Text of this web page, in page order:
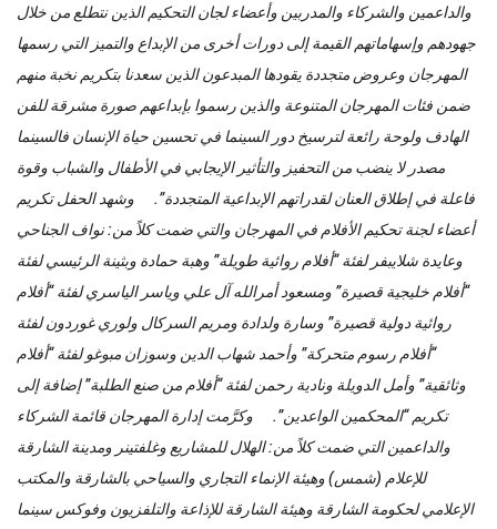
والداعمين والشركاء والمدربين وأعضاء لجان التحكيم الذين نتطلع من خلال
جهودهم وإسهاماتهم القيمة إلى دورات أخرى من الإبداع والتميز التي رسمها
المهرجان وعروض متجددة يقودها المبدعون الذين سعدنا بتكريم نخبة منهم
ضمن فئات المهرجان المتنوعة والذين رسموا بإبداعهم صورة مشرقة للفن
الهادف ولوحة رائعة لترسيخ دور السينما في تحسين حياة الإنسان فالسينما
مصدر لا ينضب من التحفيز والتأثير الإيجابي في الأطفال والشباب وقوة
فاعلة في إطلاق العنان لقدراتهم الإبداعية المتجددة”. وشهد الحفل تكريم
أعضاء لجنة تحكيم الأفلام في المهرجان والتي ضمت كلاً من: نواف الجناحي
وعايدة شلايبفر لفئة “أفلام روائية طويلة” وهبة حمادة وبثينة الرئيسي لفئة
“أفلام خليجية قصيرة” ومسعود أمرالله آل علي وياسر الياسري لفئة “أفلام
روائية دولية قصيرة” وسارة ولدادة ومريم السركال ولوري غوردون لفئة
“أفلام رسوم متحركة” وأحمد شهاب الدين وسوزان مبوغو لفئة “أفلام
وثائقية” وأمل الدويلة ونادية رحمن لفئة “أفلام من صنع الطلبة” إضافة إلى
تكريم “المحكمين الواعدين”. وكرَّمت إدارة المهرجان قائمة الشركاء
والداعمين التي ضمت كلاً من: الهلال للمشاريع وغلفتينر ومدينة الشارقة
للإعلام (شمس) وهيئة الإنماء التجاري والسياحي بالشارقة والمكتب
الإعلامي لحكومة الشارقة وهيئة الشارقة للإذاعة والتلفزيون وفوكس سينما